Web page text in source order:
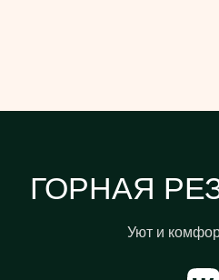
ГОРНАЯ
Уют и